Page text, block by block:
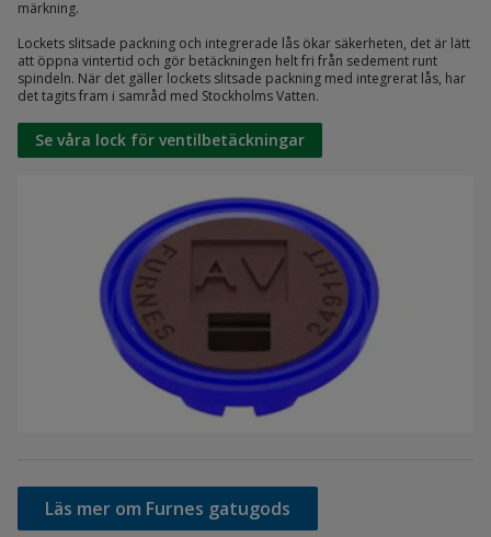
märkning.
Lockets slitsade packning och integrerade lås ökar säkerheten, det är lätt
att öppna vintertid och gör betäckningen helt fri från sedement runt
spindeln. När det gäller lockets slitsade packning med integrerat lås, har
det tagits fram i samråd med Stockholms Vatten.
Se våra lock för ventilbetäckningar
Läs mer om Furnes gatugods